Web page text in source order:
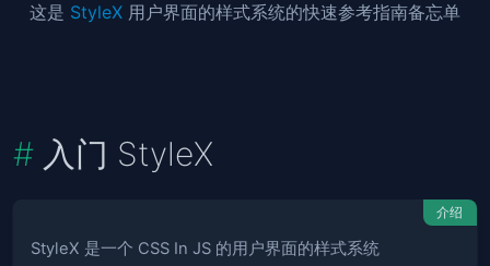
这是 StyleX 用户界面的样式系统的快速参考指南备忘单
入门 StyleX
介绍
StyleX 是一个 CSS In JS 的用户界面的样式系统